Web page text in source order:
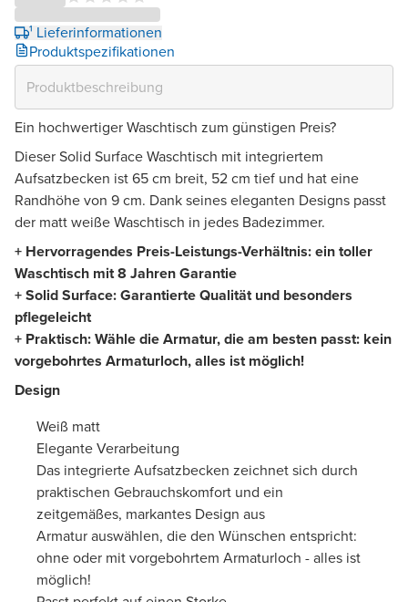
¹ Lieferinformationen
Produktspezifikationen
Ein hochwertiger Waschtisch zum günstigen Preis?
Dieser Solid Surface Waschtisch mit integriertem
Aufsatzbecken ist 65 cm breit, 52 cm tief und hat eine
Randhöhe von 9 cm. Dank seines eleganten Designs passt
der matt weiße Waschtisch in jedes Badezimmer.
+ Hervorragendes Preis-Leistungs-Verhältnis: ein toller
Waschtisch mit 8 Jahren Garantie
+ Solid Surface: Garantierte Qualität und besonders
pflegeleicht
+ Praktisch: Wähle die Armatur, die am besten passt: kein
vorgebohrtes Armaturloch, alles ist möglich!
Design
Weiß matt
Elegante Verarbeitung
Das integrierte Aufsatzbecken zeichnet sich durch
praktischen Gebrauchskomfort und ein
zeitgemäßes, markantes Design aus
Armatur auswählen, die den Wünschen entspricht:
ohne oder mit vorgebohrtem Armaturloch - alles ist
möglich!